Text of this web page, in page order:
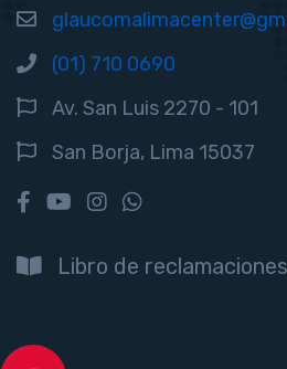
(01) 710 0690
Av. San Luis 2270 - 101
San Borja, Lima 15037
Libro de reclamaciones